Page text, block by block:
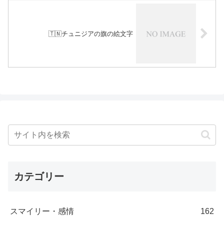
🇹🇳チュニジアの旗の絵文字
カテゴリー
スマイリー・感情 162